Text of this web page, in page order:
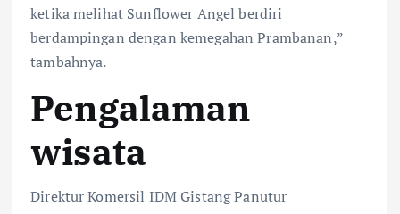
ketika melihat Sunflower Angel berdiri
berdampingan dengan kemegahan Prambanan,”
tambahnya.
Pengalaman
wisata
Direktur Komersil IDM Gistang Panutur